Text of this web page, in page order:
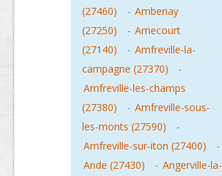
(27460)
- Ambenay
(27250)
- Amecourt
(27140)
- Amfreville-la-
campagne (27370)
-
Amfreville-les-champs
(27380)
- Amfreville-sous-
les-monts (27590)
-
Amfreville-sur-iton (27400)
-
Ande (27430)
- Angerville-la-